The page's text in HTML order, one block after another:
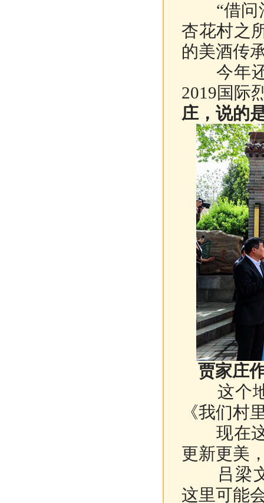
“借问酒
杏花村之
的美酒传
今年还
2019国际
庄，说的
贾家庄
这个地
《我们村
现在这
更新更美
吕梁文
这里可能